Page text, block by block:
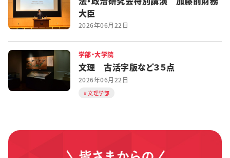
大臣
2026年06月22日
学部・大学院
文理 古活字版など３５点
2026年06月22日
文理学部